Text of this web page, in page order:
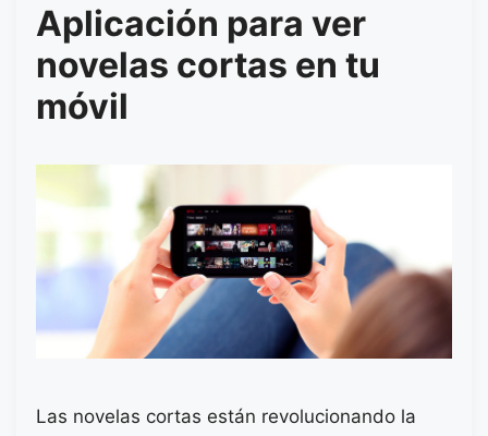
Aplicación para ver
novelas cortas en tu
móvil
Las novelas cortas están revolucionando la